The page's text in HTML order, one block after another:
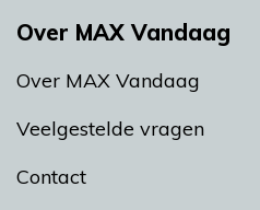
Over MAX Vandaag
Over MAX Vandaag
Veelgestelde vragen
Contact